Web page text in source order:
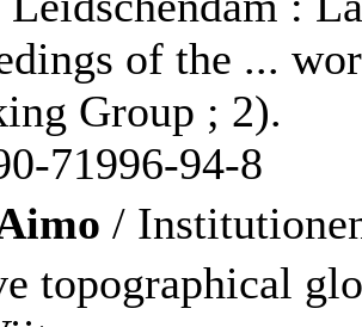
of the ...
Group ; 2).
71996-94-8
/
topographical